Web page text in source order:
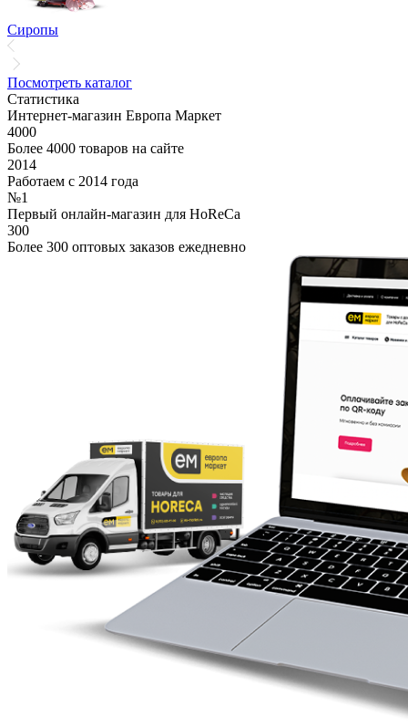
Сиропы
Посмотреть каталог
Статистика
Интернет-магазин Европа Маркет
4000
Более 4000 товаров на сайте
2014
Работаем с 2014 года
№1
Первый онлайн-магазин для HoReCa
300
Более 300 оптовых заказов ежедневно